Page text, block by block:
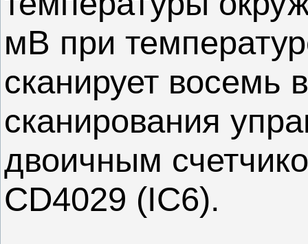
мВ при
сканирует восемь
сканирования
двоичным
CD4029 (IC6).